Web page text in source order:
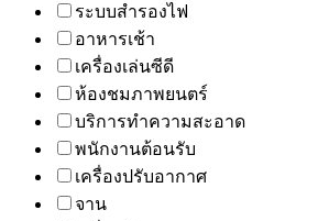
ระบบสำรองไฟ
อาหารเช้า
เครื่องเล่นซีดี
ห้องชมภาพยนตร์
บริการทำความสะอาด
พนักงานต้อนรับ
เครื่องปรับอากาศ
จาน